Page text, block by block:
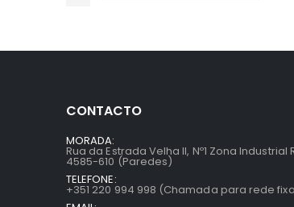
CONTACTO
MORADA:
Rua da Estrada Velha II, Nº1 Zona Industrial
4585-610 (Paredes)
TELEFONE:
+351 220 994 998 (Chamada para rede